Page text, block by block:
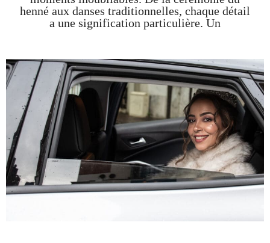
henné aux danses traditionnelles, chaque détail
a une signification particulière. Un